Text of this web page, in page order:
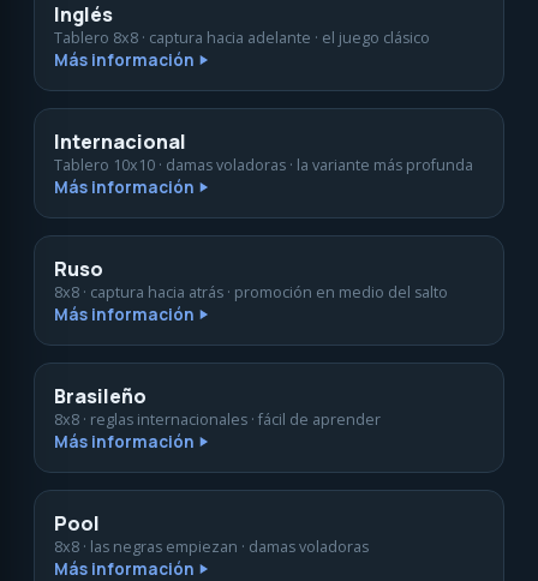
Inglés
Tablero 8x8 · captura hacia adelante · el juego clásico
Más información
Internacional
Tablero 10x10 · damas voladoras · la variante más profunda
Más información
Ruso
8x8 · captura hacia atrás · promoción en medio del salto
Más información
Brasileño
8x8 · reglas internacionales · fácil de aprender
Más información
Pool
8x8 · las negras empiezan · damas voladoras
Más información